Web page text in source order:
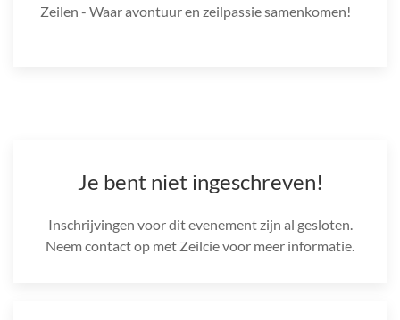
Zeilen - Waar avontuur en zeilpassie samenkomen!
Je bent niet ingeschreven!
Inschrijvingen voor dit evenement zijn al gesloten.
Neem contact op met Zeilcie voor meer informatie.